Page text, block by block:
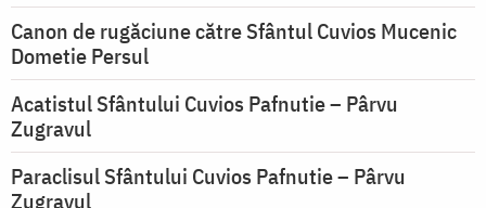
Canon de rugăciune către Sfântul Cuvios Mucenic
Dometie Persul
Acatistul Sfântului Cuvios Pafnutie – Pârvu
Zugravul
Paraclisul Sfântului Cuvios Pafnutie – Pârvu
Zugravul